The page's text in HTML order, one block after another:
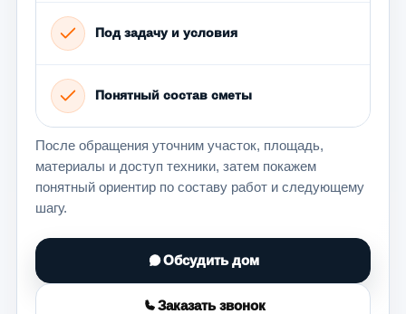
Под задачу и условия
Понятный состав сметы
После обращения уточним участок, площадь,
материалы и доступ техники, затем покажем
понятный ориентир по составу работ и следующему
шагу.
Обсудить дом
Заказать звонок